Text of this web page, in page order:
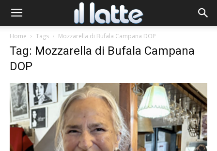
Home Tags Mozzarella di Bufala Campana DOP
Tag: Mozzarella di Bufala Campana
DOP